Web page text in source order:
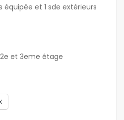
équipée et 1 sde extérieurs
2e et 3eme étage